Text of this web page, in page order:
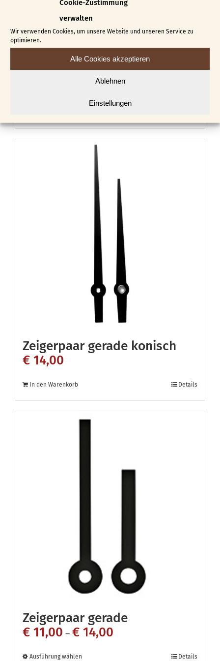
Cookie-Zustimmung
verwalten
Wir verwenden Cookies, um unsere Website und unseren Service zu
optimieren.
Alle Cookies akzeptieren
Ablehnen
Einstellungen
Zeigerpaar verziert Halbmond
Zeigerpaar gerade konisch
€ 14,00
In den Warenkorb Details
Zeigerpaar gerade
€ 11,00 – € 14,00
Ausführung wählen Details